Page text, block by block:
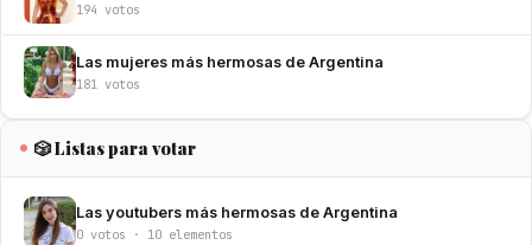
194 votos
Las mujeres más hermosas de Argentina
181 votos
🎲 Listas para votar
Las youtubers más hermosas de Argentina
0 votos · 10 elementos